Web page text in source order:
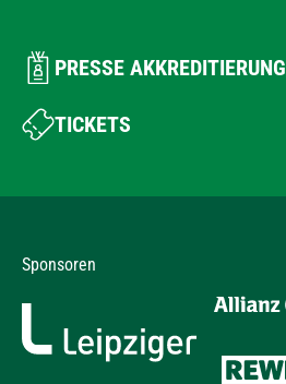
PRESSE AKKREDITIERUNG
TICKETS
Sponsoren